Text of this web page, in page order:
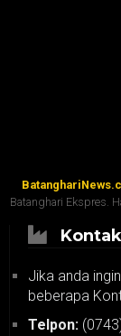
Batanghari Ekspres.
Kontak
Jika anda
beberapa
Telpon: